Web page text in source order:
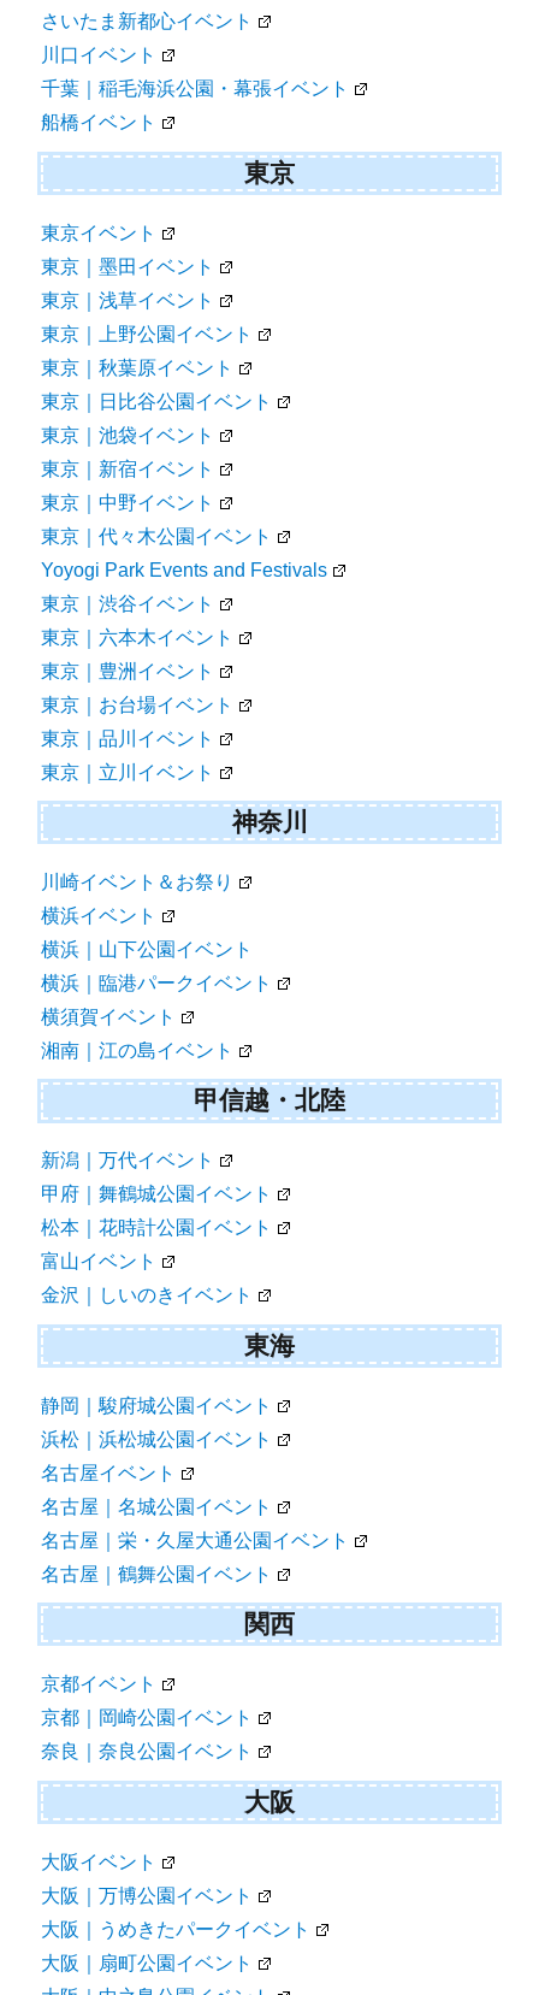
さいたま新都心イベント
川口イベント
千葉｜稲毛海浜公園・幕張イベント
船橋イベント
東京
東京イベント
東京｜墨田イベント
東京｜浅草イベント
東京｜上野公園イベント
東京｜秋葉原イベント
東京｜日比谷公園イベント
東京｜池袋イベント
東京｜新宿イベント
東京｜中野イベント
東京｜代々木公園イベント
Yoyogi Park Events and Festivals
東京｜渋谷イベント
東京｜六本木イベント
東京｜豊洲イベント
東京｜お台場イベント
東京｜品川イベント
東京｜立川イベント
神奈川
川崎イベント＆お祭り
横浜イベント
横浜｜山下公園イベント
横浜｜臨港パークイベント
横須賀イベント
湘南｜江の島イベント
甲信越・北陸
新潟｜万代イベント
甲府｜舞鶴城公園イベント
松本｜花時計公園イベント
富山イベント
金沢｜しいのきイベント
東海
静岡｜駿府城公園イベント
浜松｜浜松城公園イベント
名古屋イベント
名古屋｜名城公園イベント
名古屋｜栄・久屋大通公園イベント
名古屋｜鶴舞公園イベント
関西
京都イベント
京都｜岡崎公園イベント
奈良｜奈良公園イベント
大阪
大阪イベント
大阪｜万博公園イベント
大阪｜うめきたパークイベント
大阪｜扇町公園イベント